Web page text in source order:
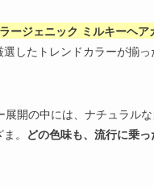
ージェニック ミルキーヘア
したトレンドカラーが揃
開の中には、ナチュラル
。 どの色味も、流行に乗